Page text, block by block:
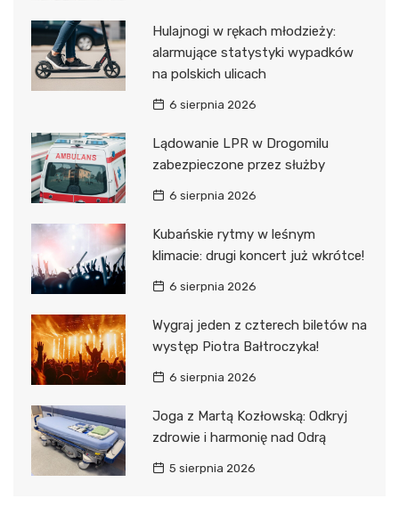
Hulajnogi w rękach młodzieży:
alarmujące statystyki wypadków
na polskich ulicach
6 sierpnia 2026
Lądowanie LPR w Drogomilu
zabezpieczone przez służby
6 sierpnia 2026
Kubańskie rytmy w leśnym
klimacie: drugi koncert już wkrótce!
6 sierpnia 2026
Wygraj jeden z czterech biletów na
występ Piotra Bałtroczyka!
6 sierpnia 2026
Joga z Martą Kozłowską: Odkryj
zdrowie i harmonię nad Odrą
5 sierpnia 2026